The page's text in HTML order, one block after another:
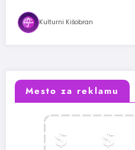
Kulturni Kišobran
Mesto za reklamu